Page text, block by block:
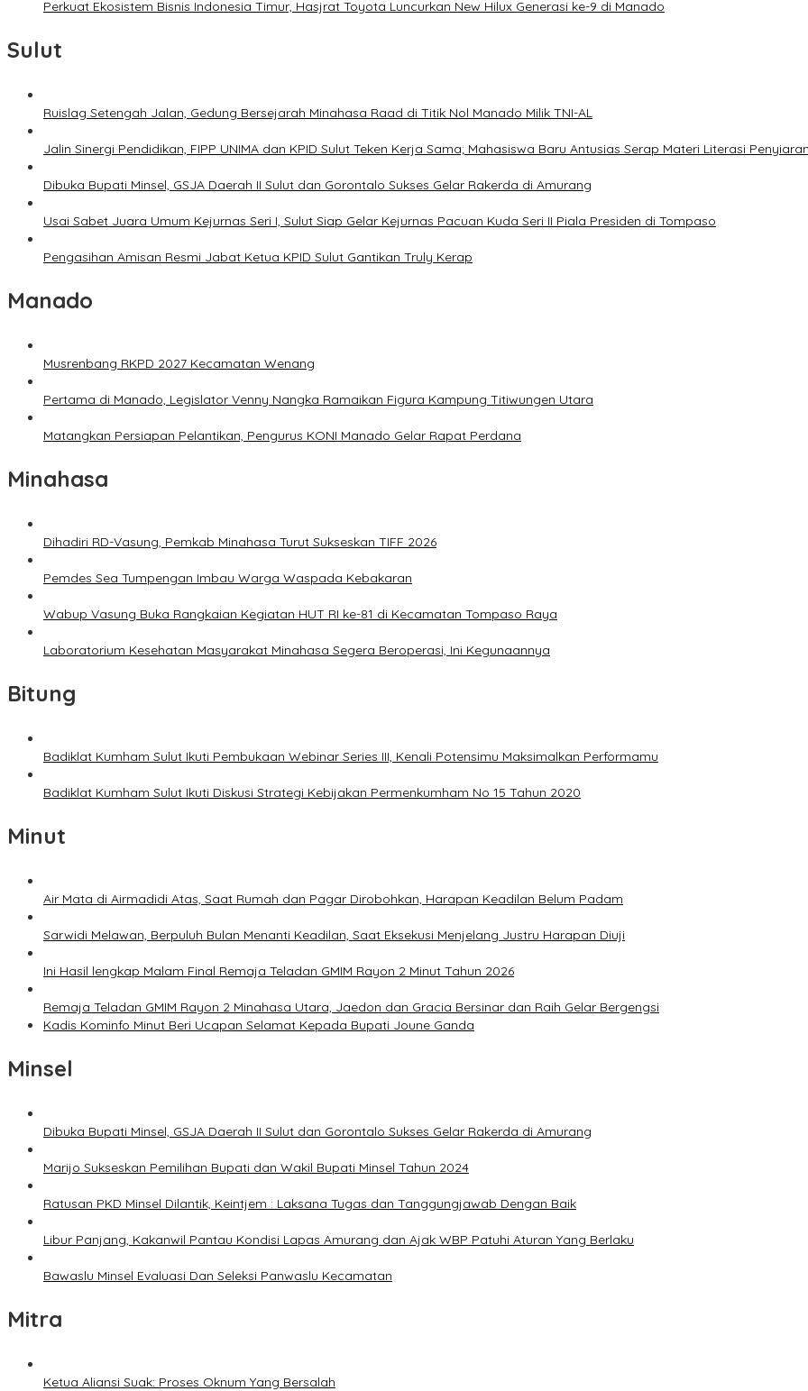
Perkuat Ekosistem Bisnis Indonesia Timur, Hasjrat Toyota Luncurkan New Hilux Generasi ke-9 di Manado
Sulut
Ruislag Setengah Jalan, Gedung Bersejarah Minahasa Raad di Titik Nol Manado Milik TNI-AL
Jalin Sinergi Pendidikan, FIPP UNIMA dan KPID Sulut Teken Kerja Sama; Mahasiswa Baru Antusias Serap Materi Literasi Penyiaran
Dibuka Bupati Minsel, GSJA Daerah II Sulut dan Gorontalo Sukses Gelar Rakerda di Amurang
Usai Sabet Juara Umum Kejurnas Seri I, Sulut Siap Gelar Kejurnas Pacuan Kuda Seri II Piala Presiden di Tompaso
Pengasihan Amisan Resmi Jabat Ketua KPID Sulut Gantikan Truly Kerap
Manado
Musrenbang RKPD 2027 Kecamatan Wenang
Pertama di Manado, Legislator Venny Nangka Ramaikan Figura Kampung Titiwungen Utara
Matangkan Persiapan Pelantikan, Pengurus KONI Manado Gelar Rapat Perdana
Minahasa
Dihadiri RD-Vasung, Pemkab Minahasa Turut Sukseskan TIFF 2026
Pemdes Sea Tumpengan Imbau Warga Waspada Kebakaran
Wabup Vasung Buka Rangkaian Kegiatan HUT RI ke-81 di Kecamatan Tompaso Raya
Laboratorium Kesehatan Masyarakat Minahasa Segera Beroperasi, Ini Kegunaannya
Bitung
Badiklat Kumham Sulut Ikuti Pembukaan Webinar Series III, Kenali Potensimu Maksimalkan Performamu
Badiklat Kumham Sulut Ikuti Diskusi Strategi Kebijakan Permenkumham No 15 Tahun 2020
Minut
Air Mata di Airmadidi Atas, Saat Rumah dan Pagar Dirobohkan, Harapan Keadilan Belum Padam
Sarwidi Melawan, Berpuluh Bulan Menanti Keadilan, Saat Eksekusi Menjelang Justru Harapan Diuji
Ini Hasil lengkap Malam Final Remaja Teladan GMIM Rayon 2 Minut Tahun 2026
Remaja Teladan GMIM Rayon 2 Minahasa Utara, Jaedon dan Gracia Bersinar dan Raih Gelar Bergengsi
Kadis Kominfo Minut Beri Ucapan Selamat Kepada Bupati Joune Ganda
Minsel
Dibuka Bupati Minsel, GSJA Daerah II Sulut dan Gorontalo Sukses Gelar Rakerda di Amurang
Marijo Sukseskan Pemilihan Bupati dan Wakil Bupati Minsel Tahun 2024
Ratusan PKD Minsel Dilantik, Keintjem : Laksana Tugas dan Tanggungjawab Dengan Baik
Libur Panjang, Kakanwil Pantau Kondisi Lapas Amurang dan Ajak WBP Patuhi Aturan Yang Berlaku
Bawaslu Minsel Evaluasi Dan Seleksi Panwaslu Kecamatan
Mitra
Ketua Aliansi Suak: Proses Oknum Yang Bersalah